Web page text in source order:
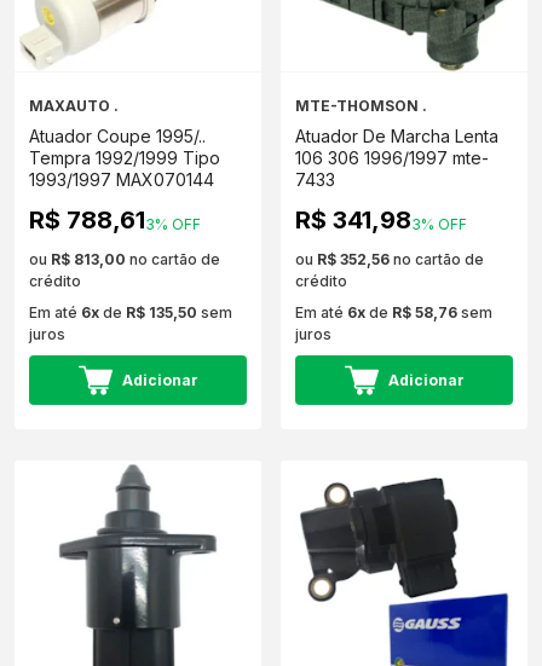
MAXAUTO .
Atuador Coupe 1995/..
Tempra 1992/1999 Tipo
1993/1997 MAX070144
R$ 788,613% OFF
ou R$ 813,00 no cartão de
crédito
Em até 6x de R$ 135,50 sem
juros
Adicionar
MTE-THOMSON .
Atuador De Marcha Lenta
106 306 1996/1997 mte-
7433
R$ 341,983% OFF
ou R$ 352,56 no cartão de
crédito
Em até 6x de R$ 58,76 sem
juros
Adicionar